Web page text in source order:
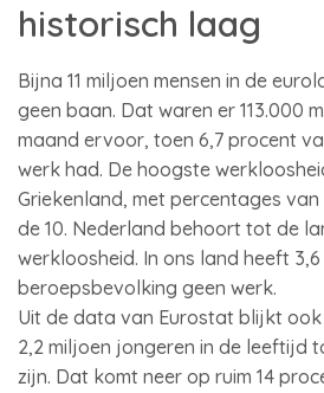
historisch laag
Bijna 11 miljoen mensen in de
geen baan. Dat waren er 113.000
maand ervoor, toen 6,7 procent
werk had. De hoogste
Griekenland, met percentages
de 10. Nederland behoort tot de
werkloosheid. In ons land heeft
beroepsbevolking geen werk.
Uit de data van Eurostat blijkt
2,2 miljoen jongeren in de leeftijd
zijn. Dat komt neer op ruim 14